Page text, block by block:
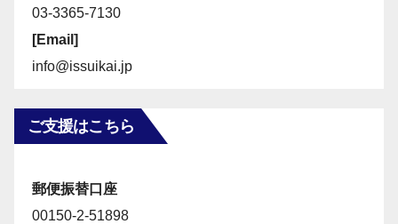
03-3365-7130
[Email]
info@issuikai.jp
ご支援はこちら
郵便振替口座
00150-2-51898